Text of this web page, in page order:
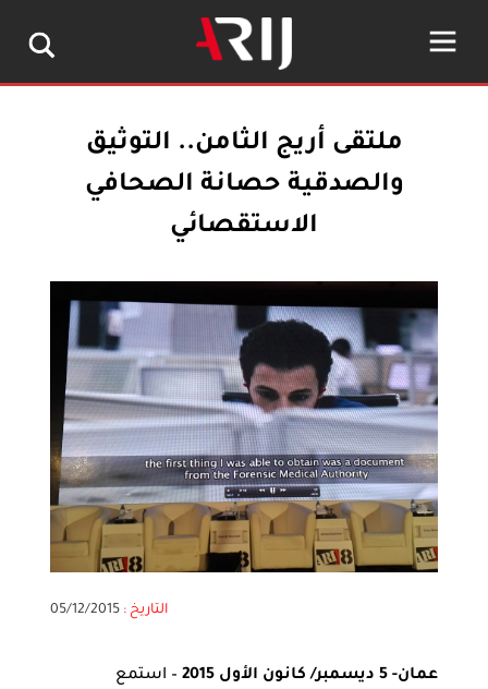
ملتقى أريج الثامن.. التوثيق
والصدقية حصانة الصحافي
الاستقصائي
التاريخ :05/12/2015
عمان- 5 ديسمبر/ كانون الأول 2015
– استمع